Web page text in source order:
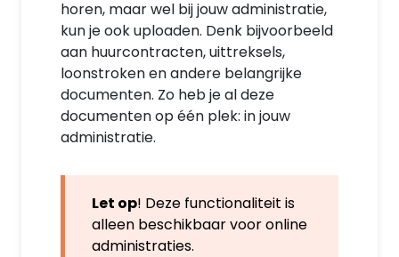
horen, maar wel bij jouw administratie,
kun je ook uploaden. Denk bijvoorbeeld
aan huurcontracten, uittreksels,
loonstroken en andere belangrijke
documenten. Zo heb je al deze
documenten op één plek: in jouw
administratie.
Let op! Deze functionaliteit is
alleen beschikbaar voor online
administraties.